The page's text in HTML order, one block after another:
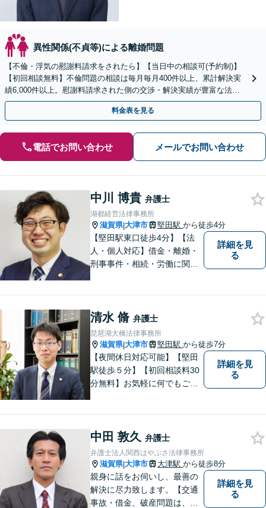
異性関係(不貞等)による離婚問題
【不倫・浮気の慰謝料請求をされたら】【当日中の相談可(予約制)】
【初回相談無料】不倫問題の相談は毎月毎月400件以上、累計解決実
績6,000件以上。慰謝料請求された側の交渉・解決実績が豊富な法律
事務所です。
料金表を見る
電話でお問い合わせ メールでお問い合わせ
中川 博貴 弁護士
湖都経営法律事務所
滋賀県|大津市 堅田駅 から徒歩4分
【堅田駅東口徒歩4分】【法
人・個人対応】借金・離婚・
刑事事件・相続・労働に関す
お話をお聞かせください。
【無料駐車場あり】
詳細を見
る
清水 脩 弁護士
琵琶湖大橋法律事務所
滋賀県|大津市 堅田駅 から徒歩7分
【夜間休日対応可能】【堅田
駅徒歩５分】【初回相談料30
分無料】お気軽に何でもご相
詳細を見
る
中田 敦久 弁護士
弁護士法人関西はやぶさ法律事務所
滋賀県|大津市 大津駅 から徒歩8分
親身に話をお伺いし、最善の
解決に尽力致します。【交通
事故・借金、破産問題は、初
詳細を見
る